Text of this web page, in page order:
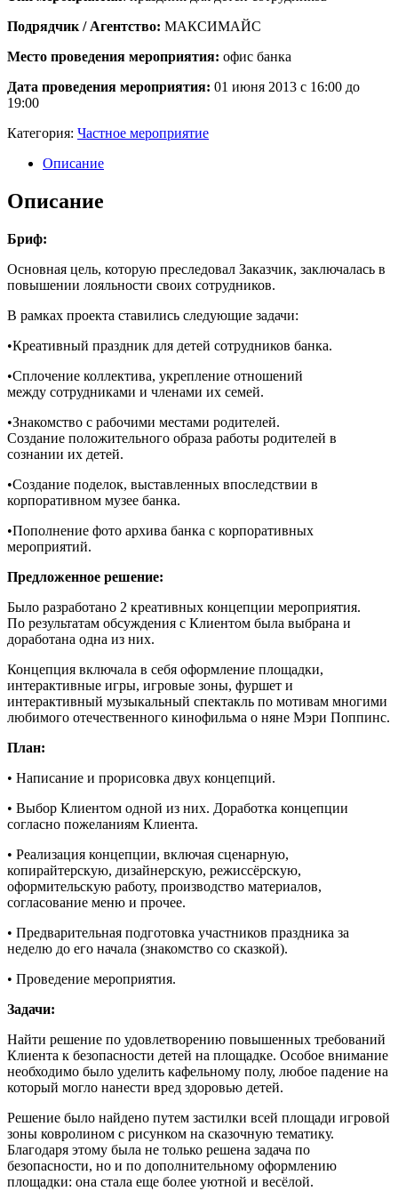
Подрядчик / Агентство: МАКСИМАЙС
Место проведения мероприятия: офис банка
Дата проведения мероприятия: 01 июня 2013 с 16:00 до
19:00
Категория: Частное мероприятие
Описание
Описание
Бриф:
Основная цель, которую преследовал Заказчик, заключалась в
повышении лояльности своих сотрудников.
В рамках проекта ставились следующие задачи:
•Креативный праздник для детей сотрудников банка.
•Сплочение коллектива, укрепление отношений
между сотрудниками и членами их семей.
•Знакомство с рабочими местами родителей.
Создание положительного образа работы родителей в
сознании их детей.
•Создание поделок, выставленных впоследствии в
корпоративном музее банка.
•Пополнение фото архива банка с корпоративных
мероприятий.
Предложенное решение:
Было разработано 2 креативных концепции мероприятия.
По результатам обсуждения с Клиентом была выбрана и
доработана одна из них.
Концепция включала в себя оформление площадки,
интерактивные игры, игровые зоны, фуршет и
интерактивный музыкальный спектакль по мотивам многими
любимого отечественного кинофильма о няне Мэри Поппинс.
План:
• Написание и прорисовка двух концепций.
• Выбор Клиентом одной из них. Доработка концепции
согласно пожеланиям Клиента.
• Реализация концепции, включая сценарную,
копирайтерскую, дизайнерскую, режиссёрскую,
оформительскую работу, производство материалов,
согласование меню и прочее.
• Предварительная подготовка участников праздника за
неделю до его начала (знакомство со сказкой).
• Проведение мероприятия.
Задачи:
Найти решение по удовлетворению повышенных требований
Клиента к безопасности детей на площадке. Особое внимание
необходимо было уделить кафельному полу, любое падение на
который могло нанести вред здоровью детей.
Решение было найдено путем застилки всей площади игровой
зоны ковролином с рисунком на сказочную тематику.
Благодаря этому была не только решена задача по
безопасности, но и по дополнительному оформлению
площадки: она стала еще более уютной и весёлой.